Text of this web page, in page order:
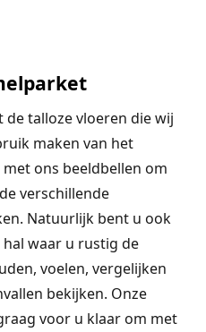
de talloze vloeren die wij
maken van het
ons beeldbellen om
verschillende
Natuurlijk bent u ook
waar u rustig de
voelen, vergelijken
bekijken. Onze
voor u klaar om met